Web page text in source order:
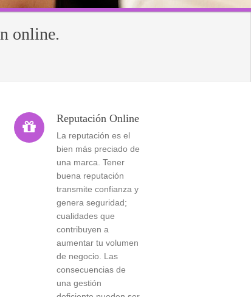
online.

Reputación Online
La reputación es el
bien más preciado de
una marca. Tener
buena reputación
transmite confianza y
genera seguridad;
cualidades que
contribuyen a
aumentar tu volumen
de negocio. Las
consecuencias de
una gestión